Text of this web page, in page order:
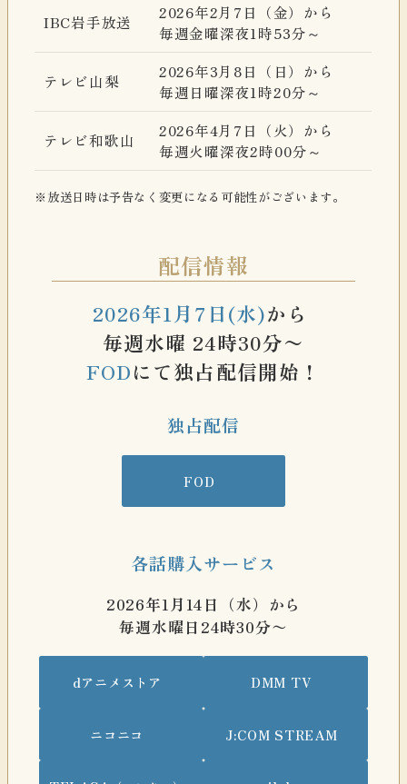
IBC岩手放送
2026年2月7日（金）から
毎週金曜深夜1時53分～
テレビ山梨
2026年3月8日（日）から
毎週日曜深夜1時20分～
テレビ和歌山
2026年4月7日（火）から
毎週火曜深夜2時00分～
※放送日時は予告なく変更になる可能性がございます。
配信情報
2026年1月7日(水)から
毎週水曜 24時30分〜
FODにて独占配信開始！
独占配信
FOD
各話購入サービス
2026年1月14日（水）から
毎週水曜日24時30分〜
dアニメストア DMM TV
ニコニコ J:COM STREAM